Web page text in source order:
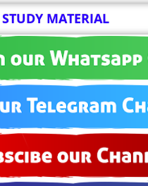
MATERIAL